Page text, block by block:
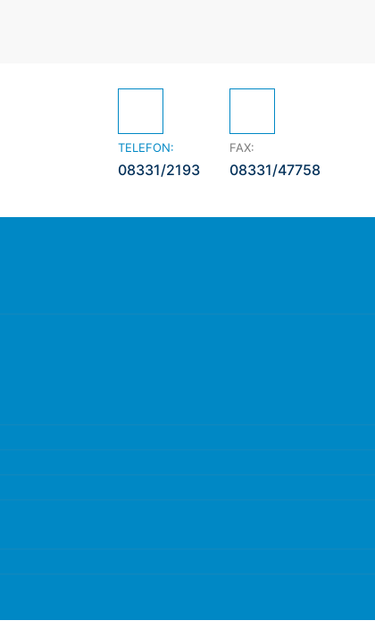
TELEFON:
08331/2193
FAX:
08331/47758